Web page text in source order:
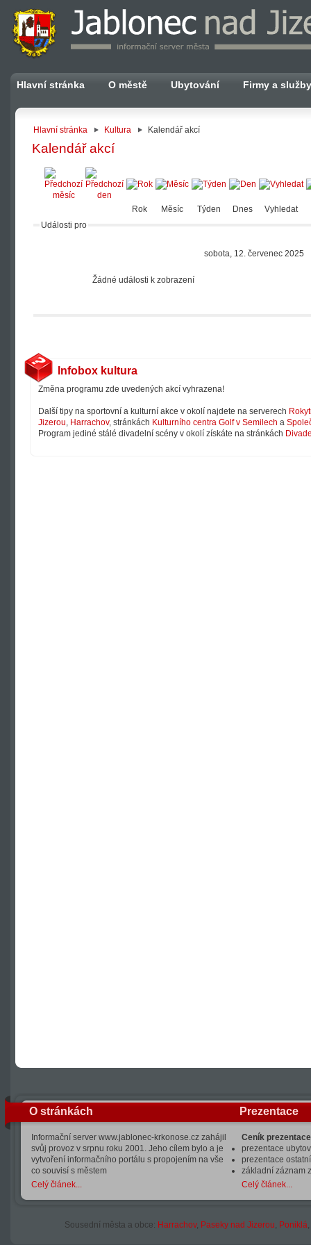
Hlavní stránka O městě Ubytování Firmy a služby
Hlavní stránka Kultura Kalendář akcí
Kalendář akcí
Rok Měsíc Týden Dnes
Vyhledat
Události pro
sobota, 12. červenec 2025
Žádné události k zobrazení
Infobox kultura
Změna programu zde uvedených akcí vyhrazena!
Další tipy na sportovní a kulturní akce v okolí najdete na serverech
Jizerou, Harrachov, stránkách Kulturního centra Golf v Semilech a
Program jediné stálé divadelní scény v okolí získáte na stránkách
O stránkách
Informační server www.jablonec-krkonose.cz zahájil
svůj provoz v srpnu roku 2001. Jeho cílem bylo a je
vytvoření informačního portálu s propojením na vše
co souvisí s městem
Celý článek...
Prezentace
Ceník
prezentace
prezentace
základní záznam
Celý článek...
Sousední města a obce: Harrachov, Paseky nad Jizerou, Poniklá,